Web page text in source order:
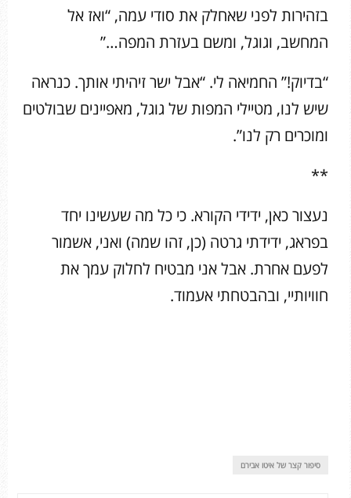
בזהירות לפני שאחלק את סודי עמה, “ואז אל
המחשב, וגוגל, ומשם בעזרת המפה…”
“בדיוק!” החמיאה לי. “אבל ישר זיהיתי אותך. כנראה
שיש לנו, מטיילי המפות של גוגל, מאפיינים שבולטים
ומוכרים רק לנו”.
**
נעצור כאן, ידידי הקורא. כי כל מה שעשינו יחד
בפראג, ידידתי גרטה (כן, זהו שמה) ואני, אשמור
לפעם אחרת. אבל אני מבטיח לחלוק עמך את
חוויותיי, ובהבטחתי אעמוד.
סיפור קצר של איטו אבירם